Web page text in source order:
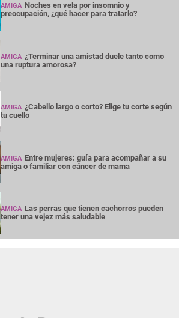
AMIGA Noches en vela por insomnio y
preocupación, ¿qué hacer para tratarlo?
AMIGA ¿Terminar una amistad duele tanto como
una ruptura amorosa?
AMIGA ¿Cabello largo o corto? Elige tu corte según
tu cuello
AMIGA Entre mujeres: guía para acompañar a su
amiga o familiar con cáncer de mama
AMIGA Las perras que tienen cachorros pueden
tener una vejez más saludable